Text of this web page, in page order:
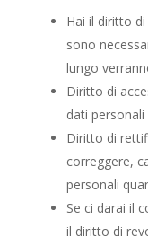
Hai il diritto
sono
lungo
Diritto di
dati
Diritto di
correggere,
personali
Se ci darai il
il diritto di